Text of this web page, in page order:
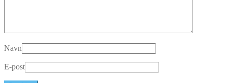
Navn
E-post